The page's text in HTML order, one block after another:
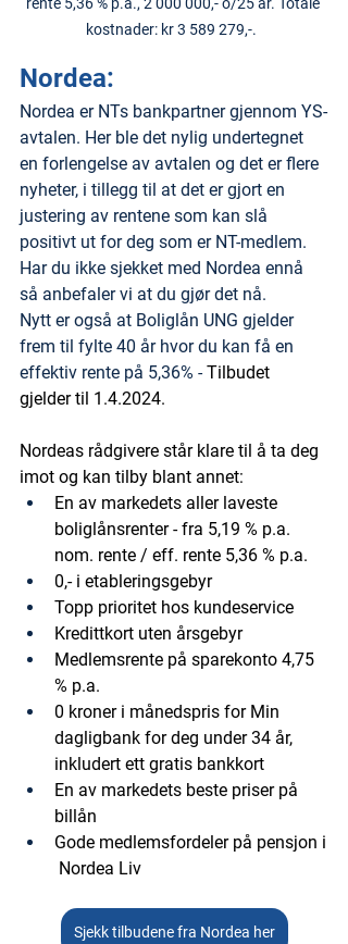
rente 5,36 % p.a., 2 000 000,- o/25 år. Totale
kostnader: kr 3 589 279,-.  ​
Nordea:
Nordea er NTs bankpartner gjennom YS-
avtalen. Her ble det nylig undertegnet
en forlengelse av avtalen og det er flere
nyheter, i tillegg til at det er gjort en
justering av rentene som kan slå
positivt ut for deg som er NT-medlem.
Har du ikke sjekket med Nordea ennå
så anbefaler vi at du gjør det nå.
Nytt er også at Boliglån UNG gjelder
frem til fylte 40 år hvor du kan få en
effektiv rente på 5,36% - Tilbudet
gjelder til 1.4.2024.
Nordeas rådgivere står klare til å ta deg
imot og kan tilby blant annet:
En av markedets aller laveste
boliglånsrenter - fra 5,19 % p.a.
nom. rente / eff. rente 5,36 % p.a.
0,- i etableringsgebyr
Topp prioritet hos kundeservice
Kredittkort uten årsgebyr
Medlemsrente på sparekonto 4,75
% p.a.
0 kroner i månedspris for Min
dagligbank for deg under 34 år,
inkludert ett gratis bankkort
En av markedets beste priser på
billån
Gode medlemsfordeler på pensjon i
Nordea Liv
Sjekk tilbudene fra Nordea her